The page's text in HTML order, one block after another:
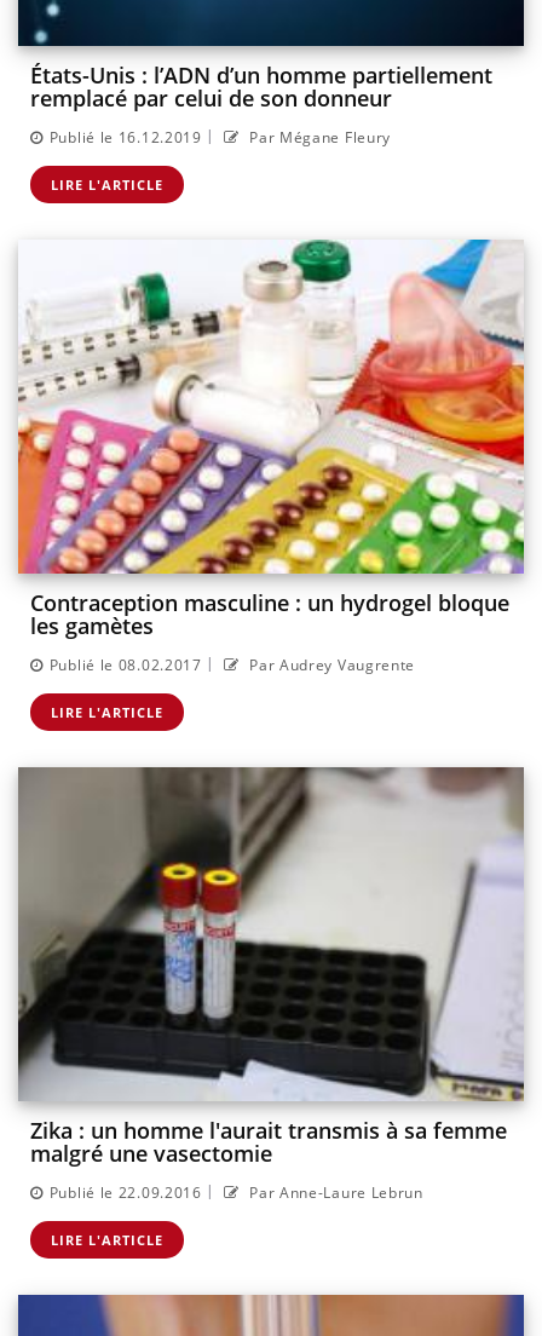
États-Unis : l’ADN d’un homme partiellement
remplacé par celui de son donneur
Publié le 16.12.2019 | Par Mégane Fleury
LIRE L'ARTICLE
Contraception masculine : un hydrogel bloque
les gamètes
Publié le 08.02.2017 | Par Audrey Vaugrente
LIRE L'ARTICLE
Zika : un homme l'aurait transmis à sa femme
malgré une vasectomie
Publié le 22.09.2016 | Par Anne-Laure Lebrun
LIRE L'ARTICLE